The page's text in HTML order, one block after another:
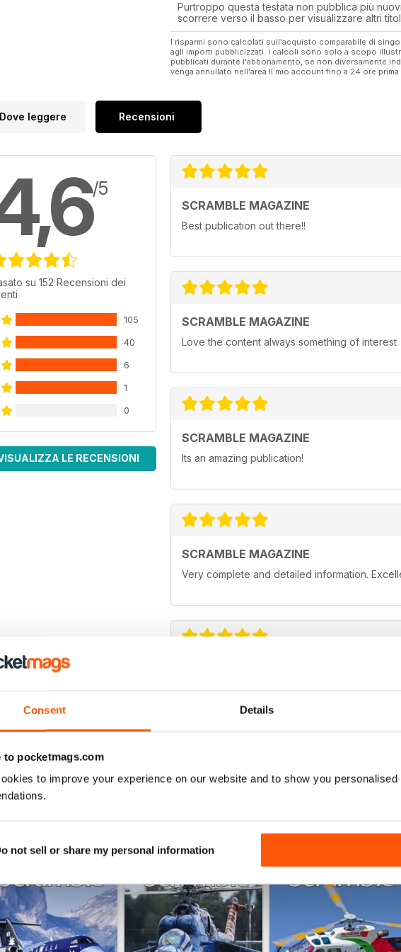
Consent Details
to pocketmags.com
to improve your experience on our website and to show you personalised
not sell or share my personal information
Purtroppo questa testata non pubblica più
scorrere verso il basso per visualizzare altri
I risparmi sono calcolati sull'acquisto comparabile di
agli importi pubblicizzati. I calcoli sono solo a scopo
pubblicati durante l'abbonamento, se non diversamente
venga annullato nell'area Il mio account fino a 24 ore
Dove leggere Recensioni
/5
su 152 Recensioni dei
105
40
6
1
0
LE RECENSIONI
SCRAMBLE MAGAZINE
Best publication out there!!
SCRAMBLE MAGAZINE
Love the content always something of interest
SCRAMBLE MAGAZINE
Its an amazing publication!
SCRAMBLE MAGAZINE
Very complete and detailed information.
Great magazine for both the civil and military